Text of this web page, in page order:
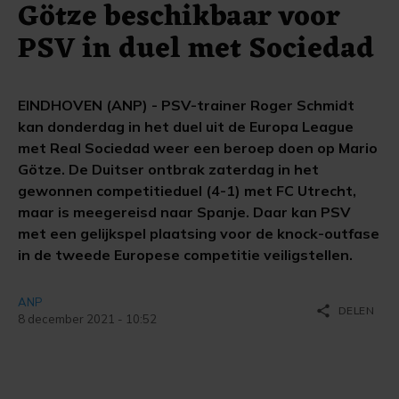
Götze beschikbaar voor
PSV in duel met Sociedad
EINDHOVEN (ANP) - PSV-trainer Roger Schmidt
kan donderdag in het duel uit de Europa League
met Real Sociedad weer een beroep doen op Mario
Götze. De Duitser ontbrak zaterdag in het
gewonnen competitieduel (4-1) met FC Utrecht,
maar is meegereisd naar Spanje. Daar kan PSV
met een gelijkspel plaatsing voor de knock-outfase
in de tweede Europese competitie veiligstellen.
ANP
8 december 2021 - 10:52
share DELEN